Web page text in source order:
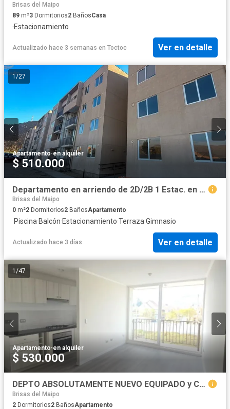
Brisas del Maipo
89 m²3 Dormitorios2 BañosCasa
·Estacionamiento
Actualizado hace 3 semanas en Toctoc Ver en detalle
1/27
Apartamento·en alquiler
$ 510.000
Departamento en arriendo de 2D/2B 1 Estac. en Puente Alto
Brisas del Maipo
0 m²2 Dormitorios2 BañosApartamento
·Piscina·Balcón·Estacionamiento·Terraza·Gimnasio
Actualizado hace 3 días Ver en detalle
1 /47
Apartamento·en alquiler
$ 530.000
DEPTO ABSOLUTAMENTE NUEVO EQUIPADO y CON GGCC INCLUIDOS
Brisas del Maipo
2 Dormitorios2 BañosApartamento